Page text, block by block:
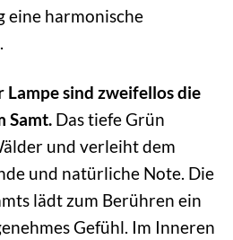
eine harmonische
Lampe sind zweifellos die
Samt. Das tiefe Grün
und verleiht dem
und natürliche Note. Die
lädt zum Berühren ein
Gefühl. Im Inneren